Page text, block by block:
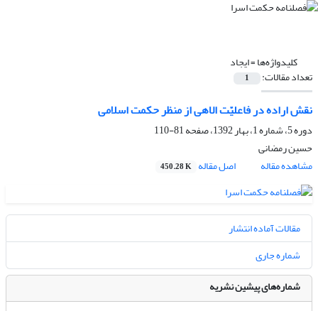
کلیدواژه‌ها =ایجاد
تعداد مقالات: 1
نقش اراده در فاعلیّت الاهی از منظر حکمت اسلامی
دوره 5، شماره 1، بهار 1392، صفحه
81-110
حسین رمضانی
مشاهده مقاله
اصل مقاله 450.28 K
مقالات آماده انتشار
شماره جاری
شماره‌های پیشین نشریه